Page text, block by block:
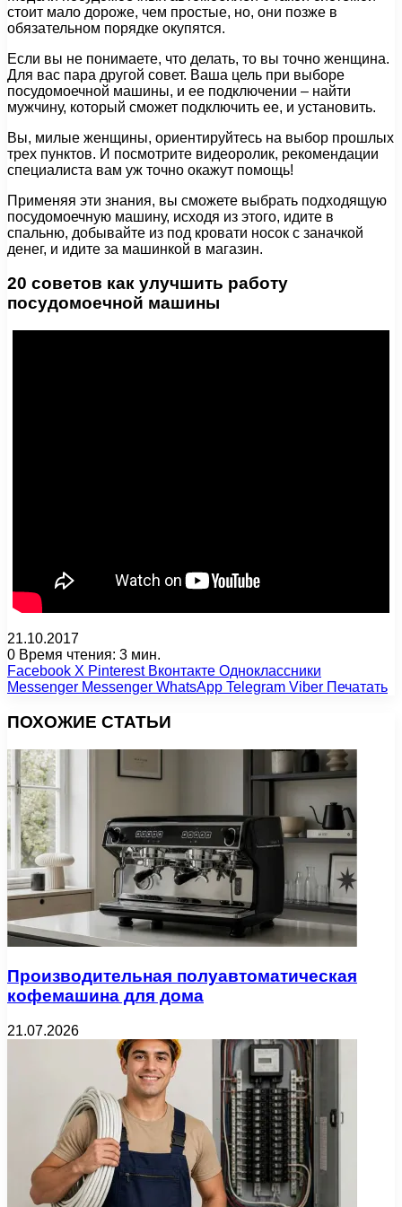
стоит мало дороже, чем простые, но, они позже в
обязательном порядке окупятся.
Если вы не понимаете, что делать, то вы точно женщина.
Для вас пара другой совет. Ваша цель при выборе
посудомоечной машины, и ее подключении – найти
мужчину, который сможет подключить ее, и установить.
Вы, милые женщины, ориентируйтесь на выбор прошлых
трех пунктов. И посмотрите видеоролик, рекомендации
специалиста вам уж точно окажут помощь!
Применяя эти знания, вы сможете выбрать подходящую
посудомоечную машину, исходя из этого, идите в
спальню, добывайте из под кровати носок с заначкой
денег, и идите за машинкой в магазин.
20 советов как улучшить работу
посудомоечной машины
21.10.2017
0 Время чтения: 3 мин.
Facebook X Pinterest Вконтакте Одноклассники
Messenger Messenger WhatsApp Telegram Viber Печатать
ПОХОЖИЕ СТАТЬИ
Производительная полуавтоматическая
кофемашина для дома
21.07.2026